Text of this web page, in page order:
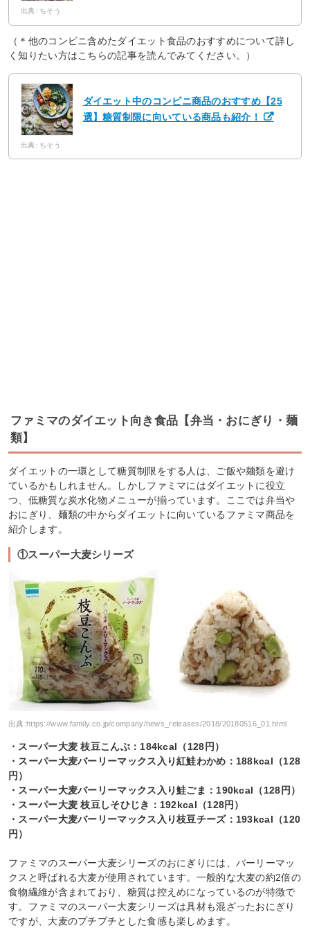
出典: ちそう
（＊他のコンビニ含めたダイエット食品のおすすめについて詳し
く知りたい方はこちらの記事を読んでみてください。）
ダイエット中のコンビニ商品のおすすめ【25
選】糖質制限に向いている商品も紹介！
出典: ちそう
ファミマのダイエット向き食品【弁当・おにぎり・麺
類】
ダイエットの一環として糖質制限をする人は、ご飯や麺類を避け
ているかもしれません。しかしファミマにはダイエットに役立
つ、低糖質な炭水化物メニューが揃っています。ここでは弁当や
おにぎり、麺類の中からダイエットに向いているファミマ商品を
紹介します。
①スーパー大麦シリーズ
出典: https://www.family.co.jp/company/news_releases/2018/20180516_01.html
・スーパー大麦 枝豆こんぶ：184kcal（128円）
・スーパー大麦バーリーマックス入り紅鮭わかめ：188kcal（128
円）
・スーパー大麦バーリーマックス入り鮭ごま：190kcal（128円）
・スーパー大麦 枝豆しそひじき：192kcal（128円）
・スーパー大麦バーリーマックス入り枝豆チーズ：193kcal（120
円）
ファミマのスーパー大麦シリーズのおにぎりには、バーリーマッ
クスと呼ばれる大麦が使用されています。一般的な大麦の約2倍の
食物繊維が含まれており、糖質は控えめになっているのが特徴で
す。ファミマのスーパー大麦シリーズは具材も混ざったおにぎり
ですが、大麦のプチプチとした食感も楽しめます。